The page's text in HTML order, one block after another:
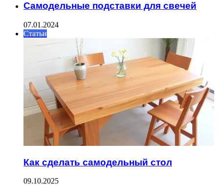
Самодельные подставки для свечей
07.01.2024
Статьи
Как сделать самодельный стол
09.10.2025